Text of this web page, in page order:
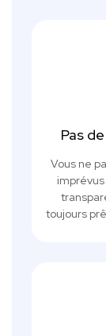
Pas
Vous ne
toujours